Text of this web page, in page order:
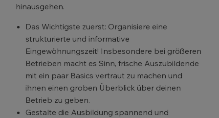
hinausgehen.
Das Wichtigste zuerst: Organisiere eine
strukturierte und informative
Eingewöhnungszeit! Insbesondere bei größeren
Betrieben macht es Sinn, frische Auszubildende
mit ein paar Basics vertraut zu machen und
ihnen einen groben Überblick über deinen
Betrieb zu geben.
Gestalte die Ausbildung spannend und